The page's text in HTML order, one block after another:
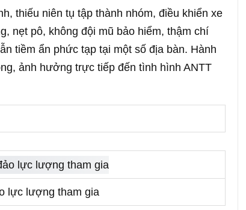
thiếu niên tụ tập thành nhóm, điều khiển xe
nẹt pô, không đội mũ bảo hiểm, thậm chí
tiềm ẩn phức tạp tại một số địa bàn. Hành
ảnh hưởng trực tiếp đến tình hình ANTT
lực lượng tham gia